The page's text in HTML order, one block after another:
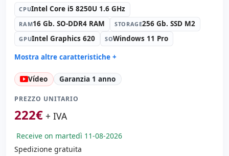
CPUIntel Core i5 8250U 1.6 GHz
RAM16 Gb. SO-DDR4 RAM STORAGE256 Gb. SSD M2
GPUIntel Graphics 620 SOWindows 11 Pro
Mostra altre caratteristiche +
Suono: Realtek HDA
Rete: Intel I219-LM
Porte: USB-C · 3x USB 3.1
Tattile 14 '' FullHD 16:
Multimedia: Webcam · Lettore SD
Connettività: RJ-45 · WIFI · Bluetooth
Vídeo Garanzia 1 anno
PREZZO UNITARIO
222€ + IVA
Receive on martedì 11-08-2026
Spedizione gratuita